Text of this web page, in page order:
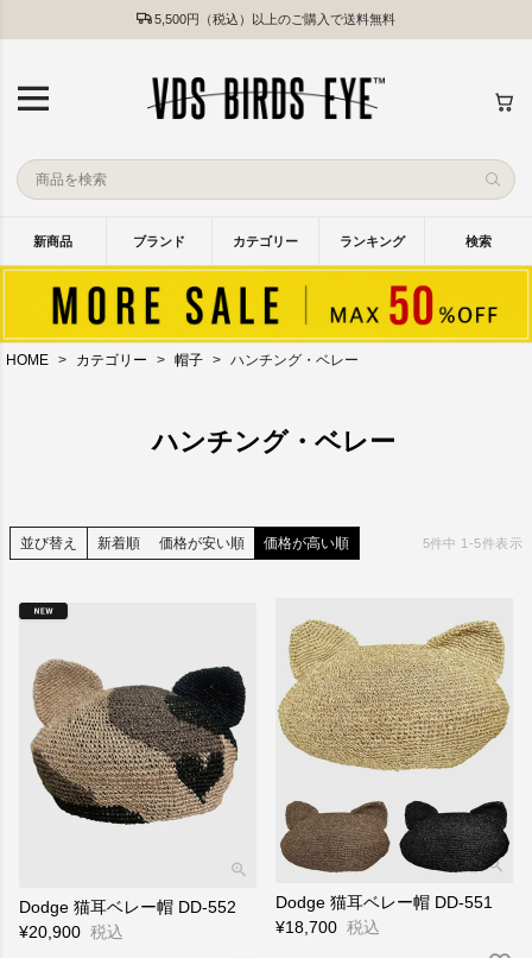
5,500円（税込）以上のご購入で送料無料
新商品 ブランド カテゴリー ランキング 検索
HOME カテゴリー 帽子 ハンチング・ベレー
ハンチング・ベレー
並び替え 新着順 価格が安い順 価格が高い順 5件中 1 -5件表示
Dodge 猫耳ベレー帽 DD-552
¥20,900 税込
Dodge 猫耳ベレー帽 DD-551
¥18,700 税込